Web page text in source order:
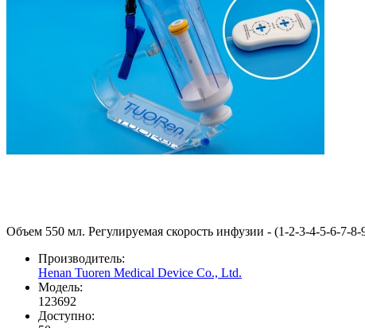
Объем 550 мл. Регулируемая скорость инфузии - (1-2-3-4-5-6-7-8-
Производитель:
Henan Tuoren Medical Device Co., Ltd.
Модель:
123692
Доступно: